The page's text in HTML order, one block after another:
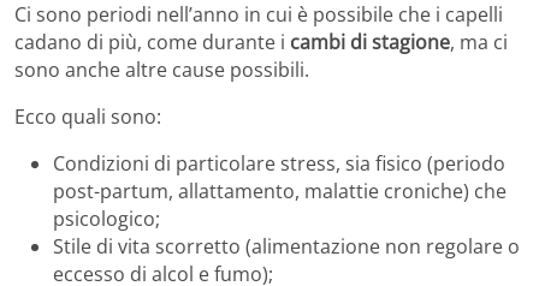
Ci sono periodi nell’anno in cui è possibile che i capelli
cadano di più, come durante i cambi di stagione, ma ci
sono anche altre cause possibili.
Ecco quali sono:
Condizioni di particolare stress, sia fisico (periodo
post-partum, allattamento, malattie croniche) che
psicologico;
Stile di vita scorretto (alimentazione non regolare o
eccesso di alcol e fumo);